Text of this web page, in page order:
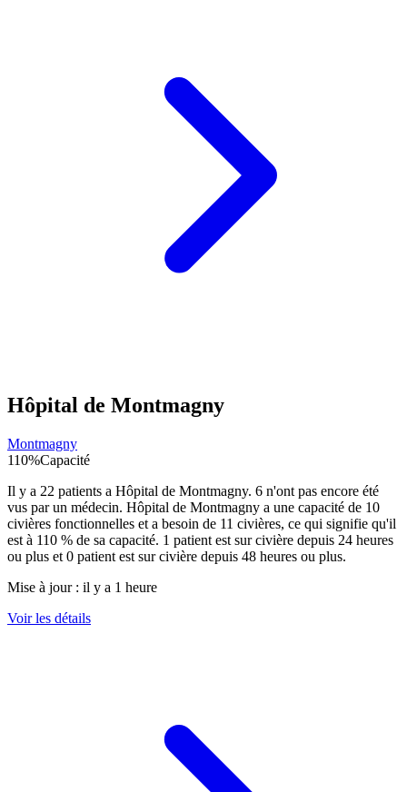
Hôpital de Montmagny
Montmagny
110%Capacité
Il y a 22 patients a Hôpital de Montmagny. 6 n'ont pas encore été
vus par un médecin. Hôpital de Montmagny a une capacité de 10
civières fonctionnelles et a besoin de 11 civières, ce qui signifie qu'il
est à 110 % de sa capacité. 1 patient est sur civière depuis 24 heures
ou plus et 0 patient est sur civière depuis 48 heures ou plus.
Mise à jour : il y a 1 heure
Voir les détails